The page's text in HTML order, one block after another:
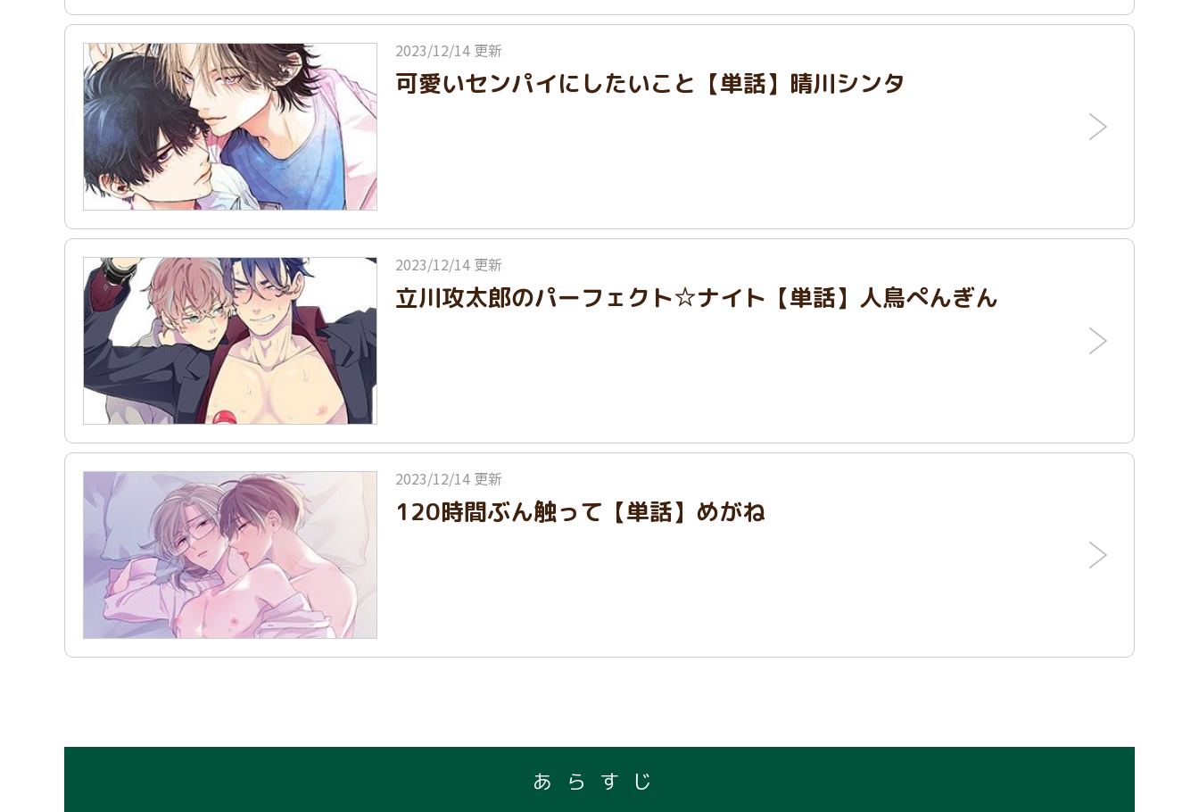
2023/12/14 更新
可愛いセンパイにしたいこと【単話】晴川シンタ
2023/12/14 更新
立川攻太郎のパーフェクト☆ナイト【単話】人鳥ぺんぎん
2023/12/14 更新
120時間ぶん触って【単話】めがね
あらすじ